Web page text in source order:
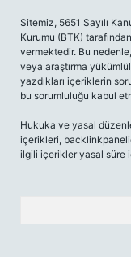
Sitemiz, 5651 Sayılı
Kurumu (BTK)
vermektedir. Bu
veya araştırma
yazdıkları içeriklerin
bu sorumluluğu kabul
Hukuka ve yasal
içerikleri,
ilgili içerikler yasal süre